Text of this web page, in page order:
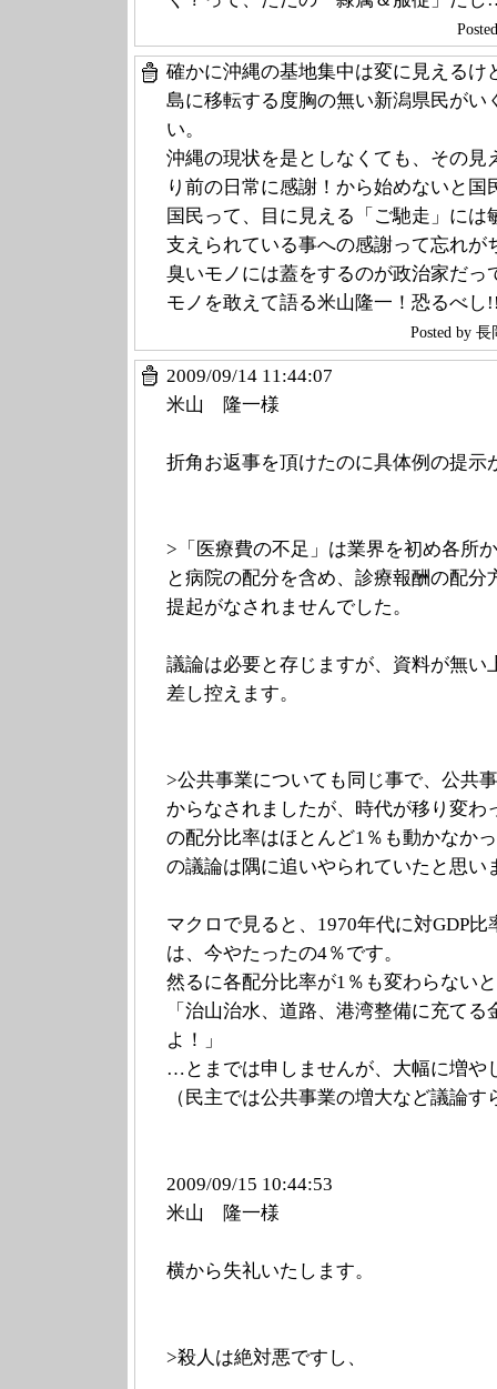
確かに沖縄の基地集中は変に見えるけ
島に移転する度胸の無い新潟県民がい
い。
沖縄の現状を是としなくても、その見
り前の日常に感謝！から始めないと
国民って、目に見える「ご馳走」に
支えられている事への感謝って忘れ
臭いモノには蓋をするのが政治家だっ
モノを敢えて語る米山隆一！恐るべ
Posted by
2009/09/14 11:44:07
米山 隆一様
折角お返事を頂けたのに具体例の提示
>「医療費の不足」は業界を初め各所
と病院の配分を含め、診療報酬の配
提起がなされませんでした。
議論は必要と存じますが、資料が無い
差し控えます。
>公共事業についても同じ事で、公共
からなされましたが、時代が移り変わ
の配分比率はほとんど1％も動かなか
の議論は隅に追いやられていたと思い
マクロで見ると、1970年代に対GDP
は、今やたったの4％です。
然るに各配分比率が1％も変わらない
「治山治水、道路、港湾整備に充て
よ！」
…とまでは申しませんが、大幅に増や
（民主では公共事業の増大など議論
2009/09/15 10:44:53
米山 隆一様
横から失礼いたします。
>殺人は絶対悪ですし、